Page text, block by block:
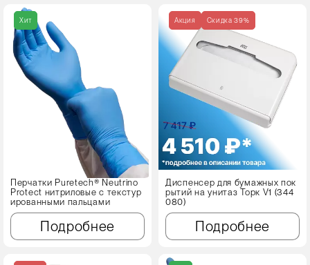
Хит
Перчатки Puretech® Neutrino
Protect нитриловые с текстур
ированными пальцами
Подробнее
Акция Cкидка 39%
Диспенсер для бумажных пок
рытий на унитаз Торк V1 (344
080)
Подробнее